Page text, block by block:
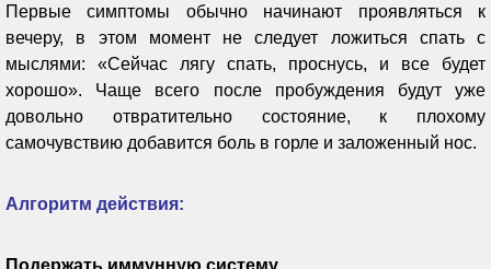
Первые симптомы обычно начинают проявляться к
вечеру, в этом момент не следует ложиться спать с
мыслями: «Сейчас лягу спать, проснусь, и все будет
хорошо». Чаще всего после пробуждения будут уже
довольно отвратительно состояние, к плохому
самочувствию добавится боль в горле и заложенный нос.
Алгоритм действия:
Подержать иммунную систему.